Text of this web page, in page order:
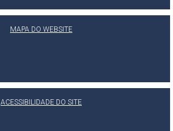
MAPA DO WEBSITE
ACESSIBILIDADE DO SITE